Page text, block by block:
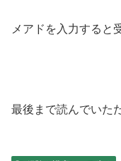
メアドを入力すると
最後まで読んでいた